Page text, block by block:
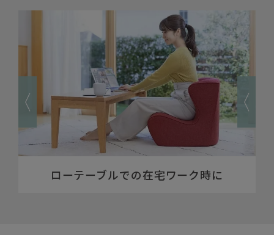
赤ちゃんへの授乳時に